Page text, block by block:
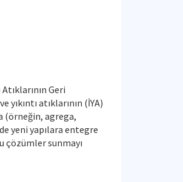
Geri
atıklarının (İYA)
(örneğin, agrega,
yeni yapılara entegre
çözümler sunmayı